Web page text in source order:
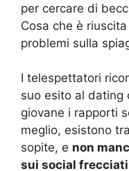
per cercare di
Cosa che è
problemi sulla
I telespettatori
suo esito al dating
giovane i rapporti
meglio, esistono
sopite, e non
sui social